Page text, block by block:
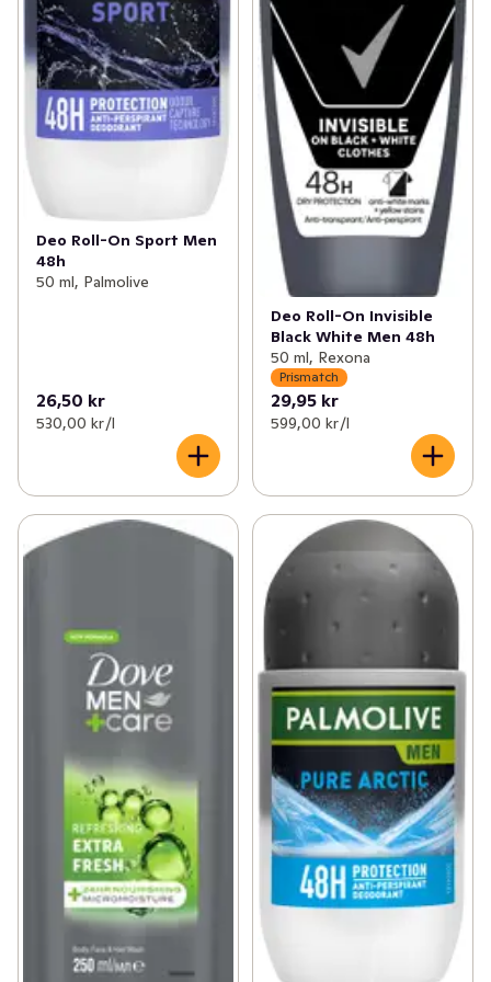
människor som betyder något - och det inkluderar dig.
Oavsett om du letar efter en spray deo för män som gör
att du känner dig fräsch och torr hela dagen eller en
body wash som håller huden återfuktad, är Dove
Men+Care-produkterna utformade för att skydda och
ta hand om din hud.
Deo Roll-On Sport Men
48h
50 ml, Palmolive
26,50 kr
530,00 kr /l
Deo Roll-On Invisible
Black White Men 48h
50 ml, Rexona
Prismatch
29,95 kr
599,00 kr /l